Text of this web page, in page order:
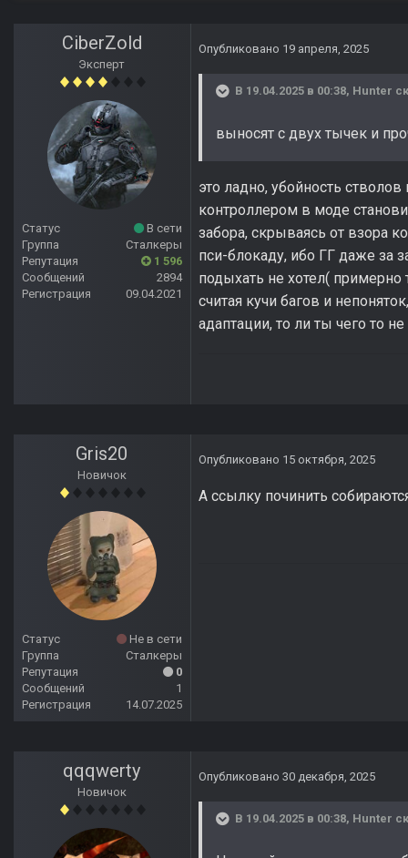
CiberZold
Эксперт
Статус
В сети
Группа
Сталкеры
Репутация
1 596
Сообщений
2894
Регистрация
09.04.2021
Опубликовано 19 апреля, 2025
В 19.04.2025 в 00:38, Hunter
выносят с двух тычек и
это ладно, убойность
контроллером в моде
забора, скрываясь от взора
пси-блокаду, ибо ГГ даже за
подыхать не хотел(
считая кучи багов и
адаптации, то ли ты чего то
Gris20
Новичок
Статус
Не в сети
Группа
Сталкеры
Репутация
0
Сообщений
1
Регистрация
14.07.2025
Опубликовано 15 октября, 2025
А ссылку починить
qqqwerty
Новичок
Опубликовано 30 декабря, 2025
В 19.04.2025 в 00:38, Hunter